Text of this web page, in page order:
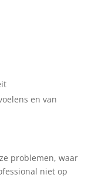
en van
problemen, waar
niet op